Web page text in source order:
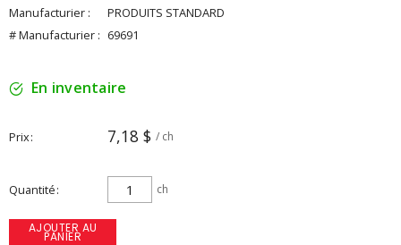
Manufacturier :
PRODUITS STANDARD
# Manufacturier : 69691
En inventaire
Prix 7,18 $ / ch
Quantité ch
AJOUTER AU
PANIER